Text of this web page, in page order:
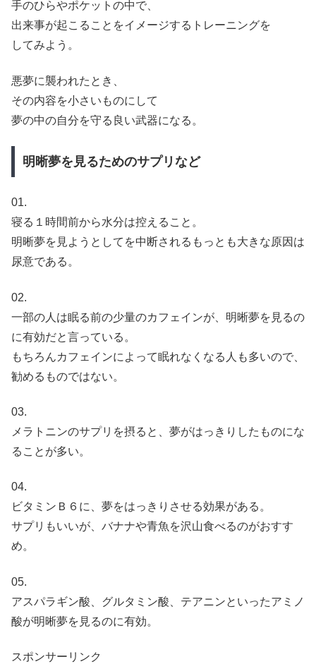
手のひらやポケットの中で、
出来事が起こることをイメージするトレーニングを
してみよう。
悪夢に襲われたとき、
その内容を小さいものにして
夢の中の自分を守る良い武器になる。
明晰夢を見るためのサプリなど
01.
寝る１時間前から水分は控えること。
明晰夢を見ようとしてを中断されるもっとも大きな原因は
尿意である。
02.
一部の人は眠る前の少量のカフェインが、明晰夢を見るの
に有効だと言っている。
もちろんカフェインによって眠れなくなる人も多いので、
勧めるものではない。
03.
メラトニンのサプリを摂ると、夢がはっきりしたものにな
ることが多い。
04.
ビタミンＢ６に、夢をはっきりさせる効果がある。
サプリもいいが、バナナや青魚を沢山食べるのがおすす
め。
05.
アスパラギン酸、グルタミン酸、テアニンといったアミノ
酸が明晰夢を見るのに有効。
スポンサーリンク